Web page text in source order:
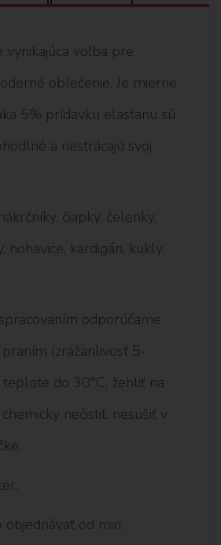
vynikajúca voľba pre
oblečenie. Je mierne
5% prídavku elastanu sú
a nestrácajú svoj
čiapky, čelenky,
nohavice, kardigán, kukly,
odporúčame
(zrážanlivosť 5-
do 30°C, žehliť na
nečistiť, nesušiť v
objednávať od min.